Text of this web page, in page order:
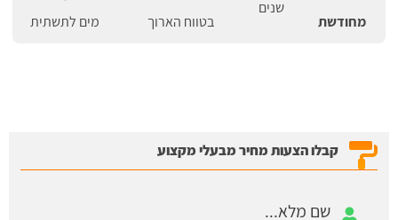
מחודשת
שנים
בטווח הארוך
מים לתשתית
קבלו הצעות מחיר מבעלי מקצוע